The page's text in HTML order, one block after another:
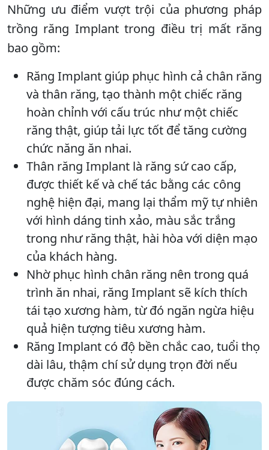
Những ưu điểm vượt trội của phương pháp
trồng răng Implant trong điều trị mất răng
bao gồm:
Răng Implant giúp phục hình cả chân răng
và thân răng, tạo thành một chiếc răng
hoàn chỉnh với cấu trúc như một chiếc
răng thật, giúp tải lực tốt để tăng cường
chức năng ăn nhai.
Thân răng Implant là răng sứ cao cấp,
được thiết kế và chế tác bằng các công
nghệ hiện đại, mang lại thẩm mỹ tự nhiên
với hình dáng tinh xảo, màu sắc trắng
trong như răng thật, hài hòa với diện mạo
của khách hàng.
Nhờ phục hình chân răng nên trong quá
trình ăn nhai, răng Implant sẽ kích thích
tái tạo xương hàm, từ đó ngăn ngừa hiệu
quả hiện tượng tiêu xương hàm.
Răng Implant có độ bền chắc cao, tuổi thọ
dài lâu, thậm chí sử dụng trọn đời nếu
được chăm sóc đúng cách.